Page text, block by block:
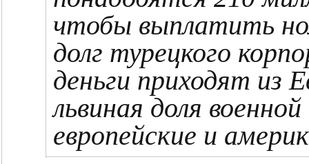
чтобы выплатить
долг турецкого
деньги приходят
львиная доля
европейские и